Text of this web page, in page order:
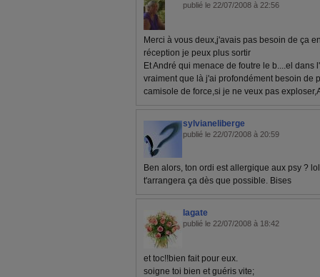
publié le 22/07/2008 à 22:56
Merci à vous deux,j'avais pas besoin de ça
réception je peux plus sortir
Et André qui menace de foutre le b....el dans
vraiment que là j'ai profondément besoin de
camisole de force,si je ne veux pas
sylvianeliberge
publié le 22/07/2008 à 20:59
Ben alors, ton ordi est allergique aux psy ?
t'arrangera ça dès que possible. Bises
lagate
publié le 22/07/2008 à 18:42
et toc!!bien fait pour eux.
soigne toi bien et guéris vite;